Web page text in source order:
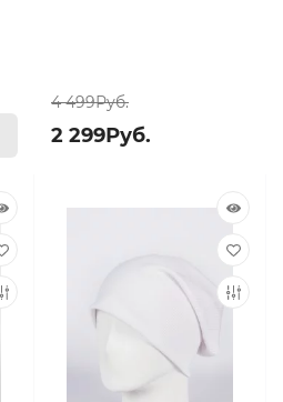
4 499Руб.
2 299Руб.